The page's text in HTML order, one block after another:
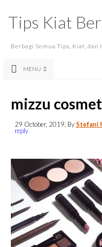
Tips Kiat
Berbagi Semua Tips, Kiat,
MENU
mizzu
29 October, 2019 , ByStefani
reply